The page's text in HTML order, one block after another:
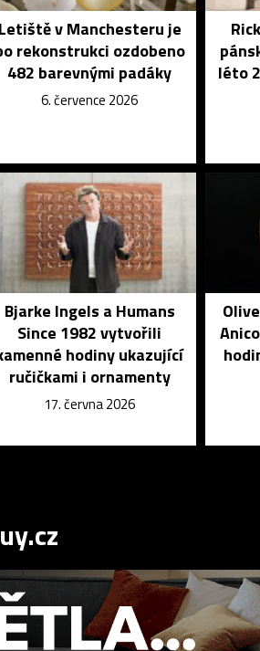
Letiště v Manchesteru je
rekonstrukci ozdobeno
482 barevnými padáky
6. července 2026
léto
Bjarke Ingels a Humans
Since 1982 vytvořili
hodiny ukazující
ručičkami i ornamenty
17. června 2026